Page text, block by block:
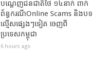
បណ្ដេញជនជាតិថៃ ១៤នាក់ ពាក់
ព័ន្ធករណីOnline Scams និងបទ
ល្មើសផ្សេងៗទៀត ចេញពី
ប្រទេសកម្ពុជា
6 hours ago